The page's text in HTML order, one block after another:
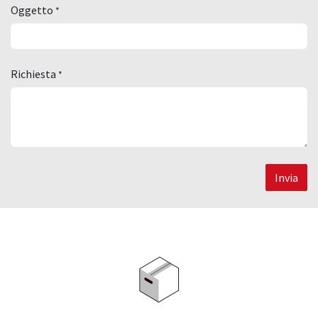
Oggetto *
Richiesta *
Invia